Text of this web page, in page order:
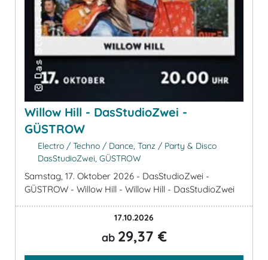
Willow Hill - DasStudioZwei -
GÜSTROW
Electro / Techno / Dance, Tanz / Party & Disco
DasStudioZwei, GÜSTROW
Samstag, 17. Oktober 2026 - DasStudioZwei -
GÜSTROW - Willow Hill - Willow Hill - DasStudioZwei
17.10.2026
ab 29,37 €